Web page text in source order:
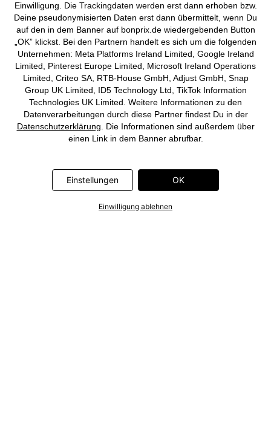
Deutsch Français
Einwilligung. Die Trackingdaten werden erst dann erhoben bzw.
Deine pseudonymisierten Daten erst dann übermittelt, wenn Du
auf den in dem Banner auf bonprix.de wiedergebenden Button
„OK” klickst. Bei den Partnern handelt es sich um die folgenden
Unternehmen: Meta Platforms Ireland Limited, Google Ireland
Limited, Pinterest Europe Limited, Microsoft Ireland Operations
Limited, Criteo SA, RTB-House GmbH, Adjust GmbH, Snap
Group UK Limited, ID5 Technology Ltd, TikTok Information
Technologies UK Limited. Weitere Informationen zu den
Datenverarbeitungen durch diese Partner findest Du in der
Datenschutzerklärung . Die Informationen sind außerdem über
einen Link in dem Banner abrufbar.
Einstellungen OK
Einwilligung ablehnen